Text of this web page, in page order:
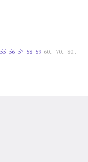
55 56 57 58 59 60.. 70.. 80..